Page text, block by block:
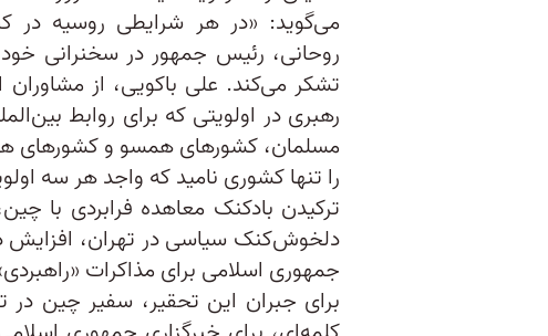
می‌گوید: «در هر شرایطی روسیه در
روحانی، رئیس جمهور در سخنرانی
تشکر می‌کند. علی باکویی، از
رهبری در اولویتی که برای روابط
مسلمان، کشورهای همسو و کشورهای
را تنها کشوری نامید که واجد هر سه
ترکیدن بادکنک معاهده فرابردی با
دلخوش‌کنک سیاسی در تهران،
جمهوری اسلامی برای مذاکرات